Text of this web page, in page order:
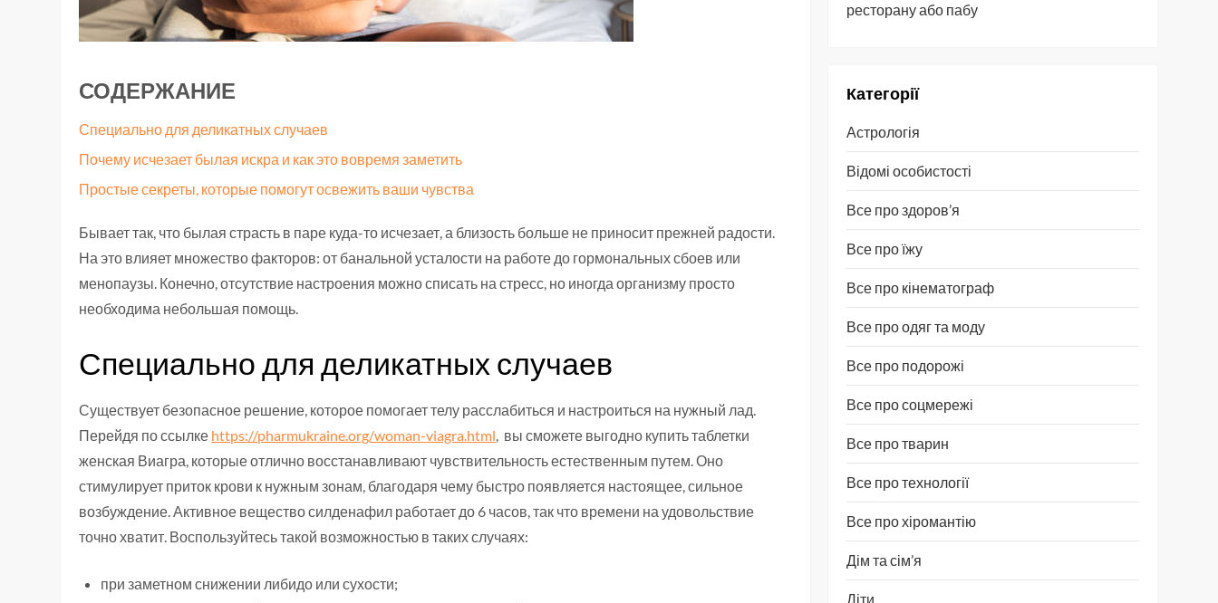
СОДЕРЖАНИЕ
Специально для деликатных случаев
Почему исчезает былая искра и как это вовремя заметить
Простые секреты, которые помогут освежить ваши чувства
Бывает так, что былая страсть в паре куда-то исчезает, а близость больше не приносит прежней радости.
На это влияет множество факторов: от банальной усталости на работе до гормональных сбоев или
менопаузы. Конечно, отсутствие настроения можно списать на стресс, но иногда организму просто
необходима небольшая помощь.
Специально для деликатных случаев
Существует безопасное решение, которое помогает телу расслабиться и настроиться на нужный лад.
Перейдя по ссылке https://pharmukraine.org/woman-viagra.html, вы сможете выгодно купить таблетки
женская Виагра, которые отлично восстанавливают чувствительность естественным путем. Оно
стимулирует приток крови к нужным зонам, благодаря чему быстро появляется настоящее, сильное
возбуждение. Активное вещество силденафил работает до 6 часов, так что времени на удовольствие
точно хватит. Воспользуйтесь такой возможностью в таких случаях:
при заметном снижении либидо или сухости;
ресторану або пабу
Категорії
Астрологія
Відомі особистості
Все про здоров’я
Все про їжу
Все про кінематограф
Все про одяг та моду
Все про подорожі
Все про соцмережі
Все про тварин
Все про технології
Все про хіромантію
Дім та сім’я
Діти